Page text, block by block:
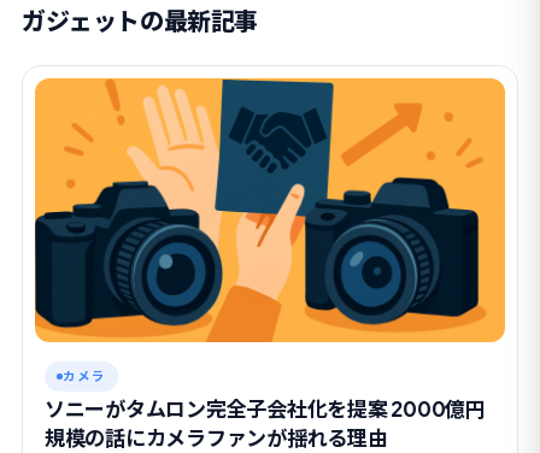
ガジェットの最新記事
カメラ
ソニーがタムロン完全子会社化を提案 2000億円
規模の話にカメラファンが揺れる理由